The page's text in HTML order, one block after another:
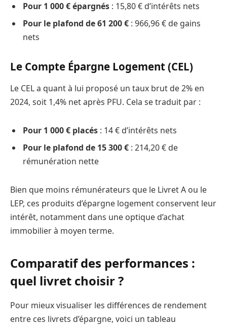
Pour 1 000 € épargnés : 15,80 € d’intérêts nets
Pour le plafond de 61 200 € : 966,96 € de gains
nets
Le Compte Épargne Logement (CEL)
Le CEL a quant à lui proposé un taux brut de 2% en
2024, soit 1,4% net après PFU. Cela se traduit par :
Pour 1 000 € placés : 14 € d’intérêts nets
Pour le plafond de 15 300 € : 214,20 € de
rémunération nette
Bien que moins rémunérateurs que le Livret A ou le
LEP, ces produits d’épargne logement conservent leur
intérêt, notamment dans une optique d’achat
immobilier à moyen terme.
Comparatif des performances :
quel livret choisir ?
Pour mieux visualiser les différences de rendement
entre ces livrets d’épargne, voici un tableau